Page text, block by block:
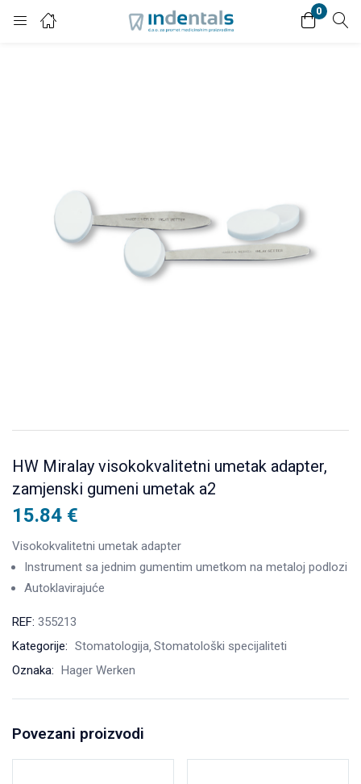
0
Login
Remember me Lost password?
HW Miralay visokokvalitetni umetak adapter,
zamjenski gumeni umetak a2
15.84 €
Visokokvalitetni umetak adapter
Instrument sa jednim gumentim umetkom na metaloj podlozi
Autoklavirajuće
REF: 355213
Kategorije: Stomatologija Stomatološki specijaliteti
Oznaka: Hager Werken
Povezani proizvodi